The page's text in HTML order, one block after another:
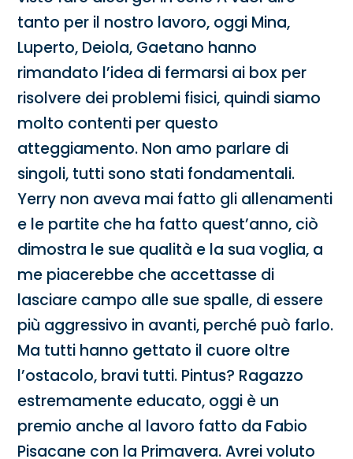
tanto per il nostro lavoro, oggi Mina,
Luperto, Deiola, Gaetano hanno
rimandato l’idea di fermarsi ai box per
risolvere dei problemi fisici, quindi siamo
molto contenti per questo
atteggiamento. Non amo parlare di
singoli, tutti sono stati fondamentali.
Yerry non aveva mai fatto gli allenamenti
e le partite che ha fatto quest’anno, ciò
dimostra le sue qualità e la sua voglia, a
me piacerebbe che accettasse di
lasciare campo alle sue spalle, di essere
più aggressivo in avanti, perché può farlo.
Ma tutti hanno gettato il cuore oltre
l’ostacolo, bravi tutti. Pintus? Ragazzo
estremamente educato, oggi è un
premio anche al lavoro fatto da Fabio
Pisacane con la Primavera. Avrei voluto